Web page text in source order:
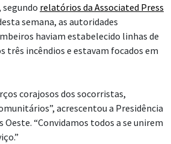
relatórios da Associated Press
semana, as autoridades
haviam estabelecido linhas de
três incêndios e estavam focados em
corajosos dos socorristas,
acrescentou a Presidência
Oeste. “Convidamos todos a se unirem